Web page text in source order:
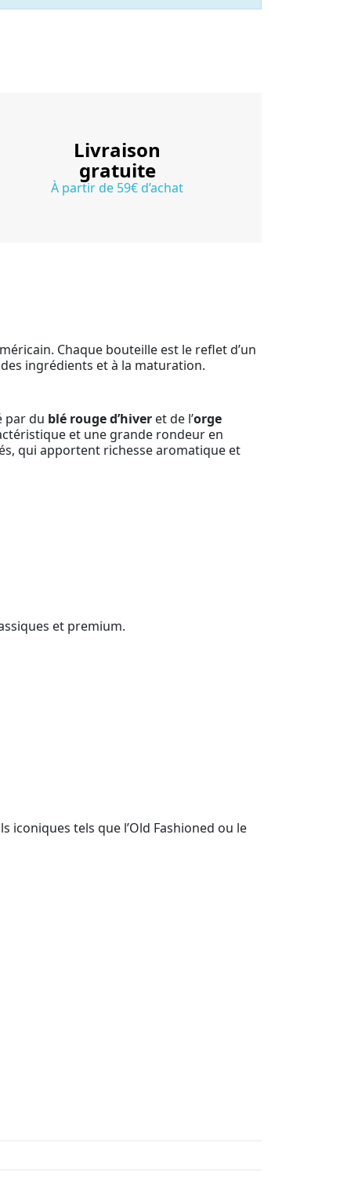
Livraison
gratuite
À partir de 59€ d’achat
Chaque bouteille est le reflet d’un
ingrédients et à la maturation.
par du blé rouge d’hiver et de l’orge
et une grande rondeur en
qui apportent richesse aromatique et
et premium.
tels que l’Old Fashioned ou le